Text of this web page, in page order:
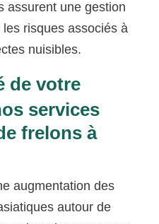
assurent une gestion
risques associés à
nuisibles.
de votre
services
frelons à
augmentation des
autour de